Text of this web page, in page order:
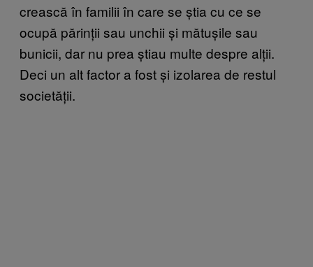
crească în familii în care se știa cu ce se
ocupă părinții sau unchii și mătușile sau
bunicii, dar nu prea știau multe despre alții.
Deci un alt factor a fost și izolarea de restul
societății.